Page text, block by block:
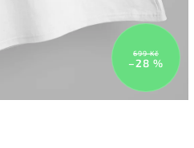
699 Kč
–28 %